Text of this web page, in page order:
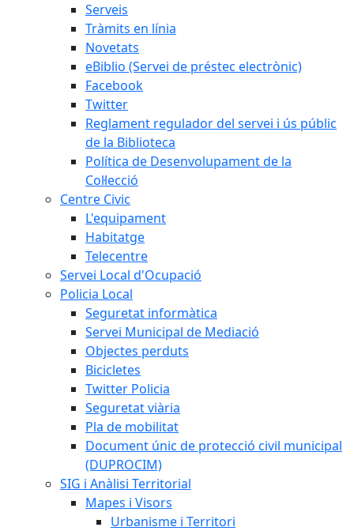
Serveis
Tràmits en línia
Novetats
eBiblio (Servei de préstec electrònic)
Facebook
Twitter
Reglament regulador del servei i ús públic
de la Biblioteca
Política de Desenvolupament de la
Col·lecció
Centre Civic
L'equipament
Habitatge
Telecentre
Servei Local d'Ocupació
Policia Local
Seguretat informàtica
Servei Municipal de Mediació
Objectes perduts
Bicicletes
Twitter Policia
Seguretat viària
Pla de mobilitat
Document únic de protecció civil municipal
(DUPROCIM)
SIG i Anàlisi Territorial
Mapes i Visors
Urbanisme i Territori